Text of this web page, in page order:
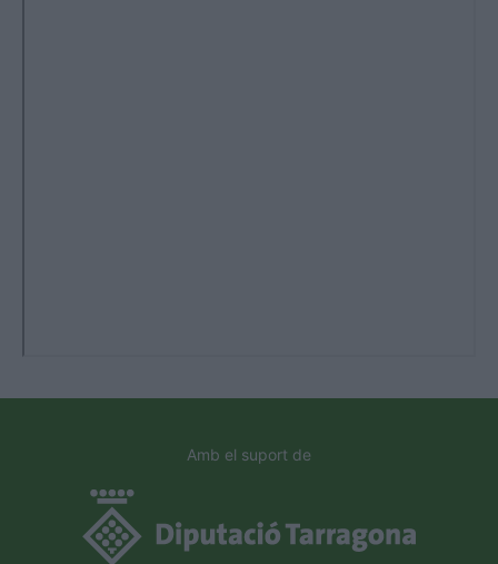
Amb el suport de